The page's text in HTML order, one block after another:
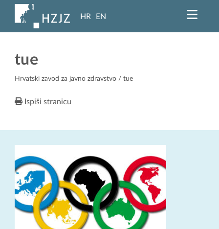
HR EN
tue
Hrvatski zavod za javno zdravstvo / tue
Ispiši stranicu